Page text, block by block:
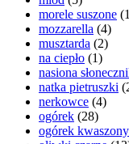
morele suszone
mozzarella (4)
musztarda (2)
na ciepło (1)
nasiona
natka pietruszki
nerkowce (4)
ogórek (28)
ogórek kwaszony